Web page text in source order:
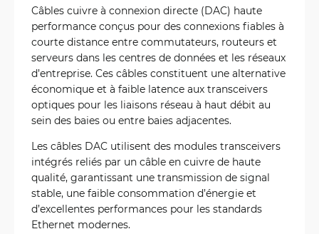
Câbles cuivre à connexion directe (DAC) haute
performance conçus pour des connexions fiables à
courte distance entre commutateurs, routeurs et
serveurs dans les centres de données et les réseaux
d’entreprise. Ces câbles constituent une alternative
économique et à faible latence aux transceivers
optiques pour les liaisons réseau à haut débit au
sein des baies ou entre baies adjacentes.
Les câbles DAC utilisent des modules transceivers
intégrés reliés par un câble en cuivre de haute
qualité, garantissant une transmission de signal
stable, une faible consommation d’énergie et
d’excellentes performances pour les standards
Ethernet modernes.